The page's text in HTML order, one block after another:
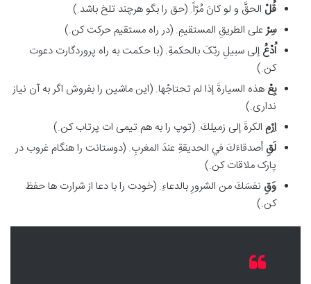
قُلْ الحقَّ و لو کانَ مُرّاً. (حق را بگو هرچند تلخ باشد.)
سِرْعلی الطریقِ المستقیمِ. (در راه مستقیم حرکت کن.)
اُدْعُإلى سبیلِ ربّکَ بالحکمةِ. (با حکمت به راه پروردگارت دعوت
کن.)
بِعْ هذه السیارةَ إذا لم تحتاجْها. (این ماشین را بفروش اگر به آن نیاز
نداری.)
اِرْمِ الكرةَ إلى زميلكَ. (توپ را به هم تیمی ات پرتاب کن.)
لَقِأصدقاءَكَ في الحديقةِ عندَ المغربِ. (دوستانت را هنگام غروب در
پارک ملاقات کن.)
وَقِ نفسَكَ من الشرورِ بالدعاءِ. (خودت را با دعا از شرارت ها حفظ
کن.)